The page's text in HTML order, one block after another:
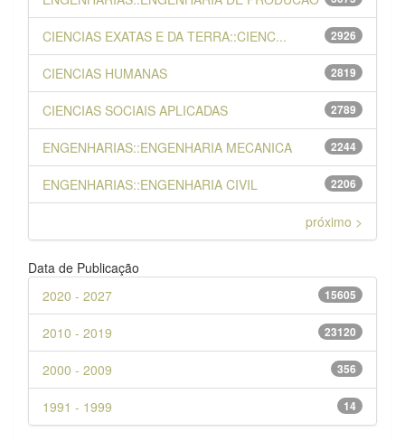
2926
CIENCIAS EXATAS E DA TERRA::CIENC...
2819
CIENCIAS HUMANAS
2789
CIENCIAS SOCIAIS APLICADAS
2244
ENGENHARIAS::ENGENHARIA MECANICA
2206
ENGENHARIAS::ENGENHARIA CIVIL
próximo >
Data de Publicação
15605
2020 - 2027
23120
2010 - 2019
356
2000 - 2009
14
1991 - 1999